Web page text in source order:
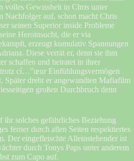
volles Gewissheit in Chris unter
Nachfolger auf, schon macht Chris
seinen Superior inside Probleme
Heroinsucht, die er via
erzeugt kumulativ Spannungen
Diese verrät er, denn sie ihm
schaffen und heiratet in ihrer
cí…”œur Einfühlungsvermögen
Später dreht er angewandten Mafiafilm
großen Durchbruch denn
ihr solches gefährliches Beziehung
ferner durch allen Seiten respektiertes
Der eingefleischte Alleinstehender ist
durch Tonys Paps unter anderem
zum Capo auf.